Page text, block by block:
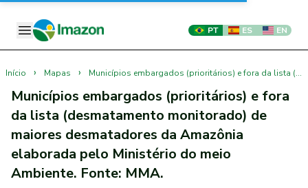
PT ES EN
Início › Mapas › Municípios embargados (prioritários) e fora da lista (desmatamento monitorado) de maiores desmatadores da Amazônia elaborada pelo Ministério do meio Ambiente. Fonte: MMA.
Municípios embargados (prioritários) e fora
da lista (desmatamento monitorado) de
maiores desmatadores da Amazônia
elaborada pelo Ministério do meio
Ambiente. Fonte: MMA.